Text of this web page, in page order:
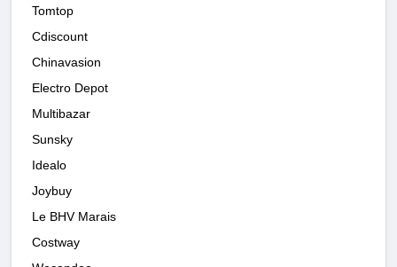
Tomtop
Cdiscount
Chinavasion
Electro Depot
Multibazar
Sunsky
Idealo
Joybuy
Le BHV Marais
Costway